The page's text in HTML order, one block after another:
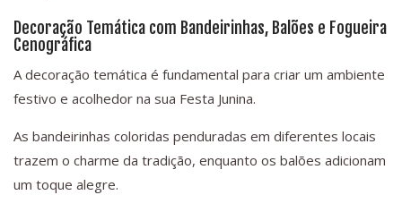
Decoração Temática com Bandeirinhas, Balões e Fogueira
Cenográfica
A decoração temática é fundamental para criar um ambiente
festivo e acolhedor na sua Festa Junina.
As bandeirinhas coloridas penduradas em diferentes locais
trazem o charme da tradição, enquanto os balões adicionam
um toque alegre.